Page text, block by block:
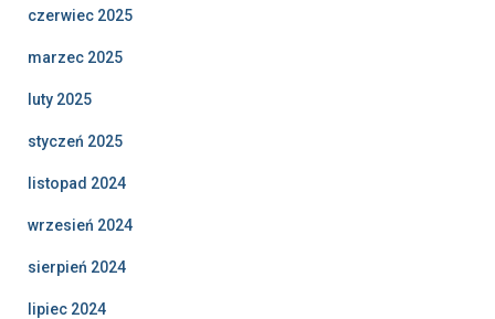
czerwiec 2025
marzec 2025
luty 2025
styczeń 2025
listopad 2024
wrzesień 2024
sierpień 2024
lipiec 2024